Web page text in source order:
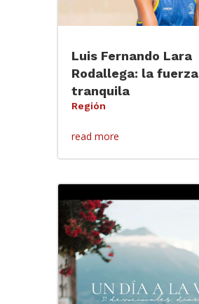
Luis Fernando Lara
Rodallega: la fuerza
tranquila
Región
read more